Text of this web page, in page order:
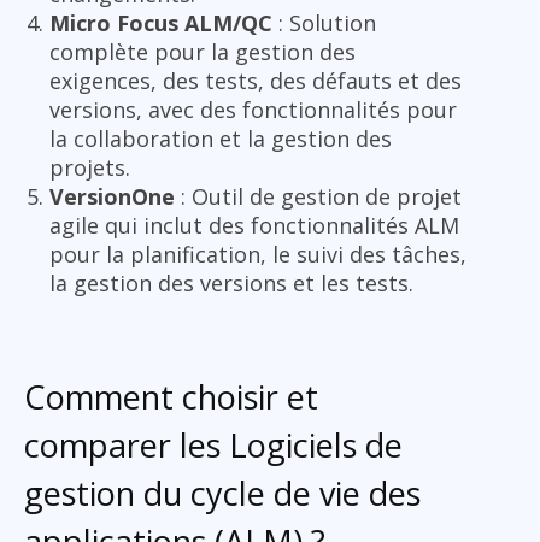
Micro Focus ALM/QC : Solution
complète pour la gestion des
exigences, des tests, des défauts et des
versions, avec des fonctionnalités pour
la collaboration et la gestion des
projets.
VersionOne : Outil de gestion de projet
agile qui inclut des fonctionnalités ALM
pour la planification, le suivi des tâches,
la gestion des versions et les tests.
Comment choisir et
comparer les Logiciels de
gestion du cycle de vie des